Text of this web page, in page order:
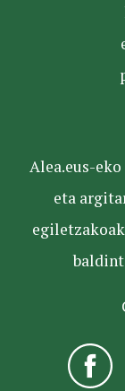
Alea.eus-
eta